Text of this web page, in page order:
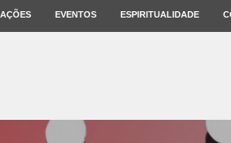
EVENTOS ESPIRITUALIDADE